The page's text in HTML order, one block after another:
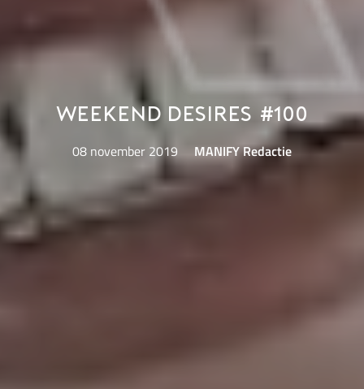
Weekend Desires #100
08 november 2019 MANIFY Redactie